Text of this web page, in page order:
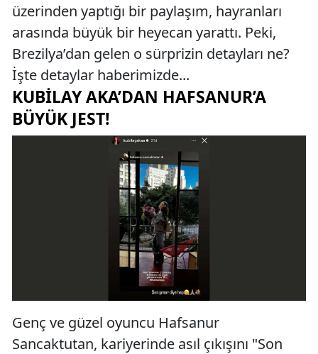
üzerinden yaptığı bir paylaşım, hayranları
arasında büyük bir heyecan yarattı. Peki,
Brezilya’dan gelen o sürprizin detayları ne?
İşte detaylar haberimizde...
KUBILAY AKA’DAN HAFSANUR’A
BÜYÜK JEST!
Genç ve güzel oyuncu Hafsanur
Sancaktutan, kariyerinde asıl çıkışını "Son